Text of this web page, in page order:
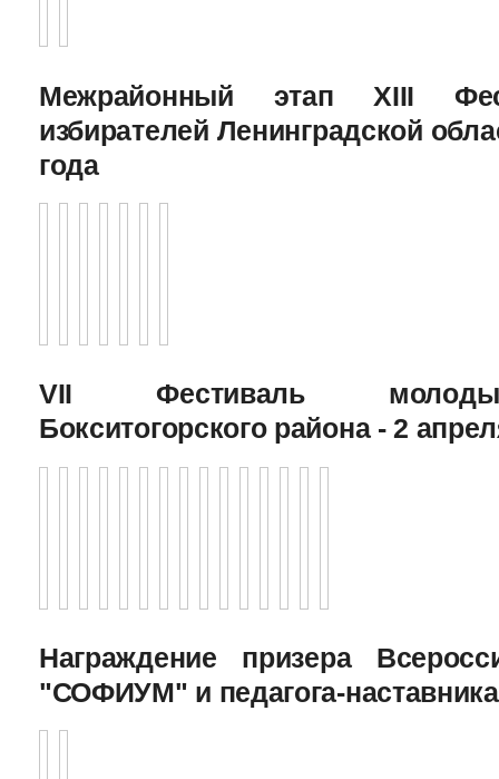
Межрайонный этап XIII
избирателей Ленинградской
года
VII Фестиваль
Бокситогорского района - 2
Награждение призера
"СОФИУМ" и педагога-наставника